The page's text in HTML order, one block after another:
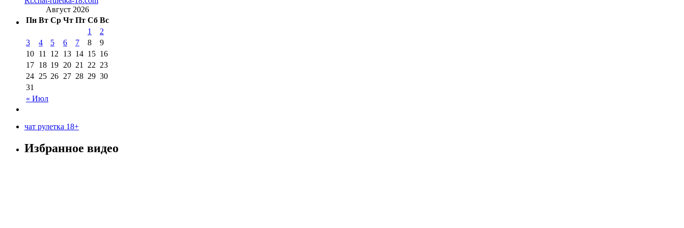
Август 2026
Пн Вт Ср Чт Пт Сб Вс
« Июл
1
2
3
4 5 6 7 8
9
10 11 12 13 14 15 16
17 18 19 20 21 22 23
24 25 26 27 28 29 30
31
чат рулетка 18+
Избранное видео